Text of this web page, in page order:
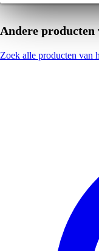
pitch: 20°
roll: 20°
yaw: 30°
verstelbaar in
meegeleverd:
Andere producten
Zoek alle producten van